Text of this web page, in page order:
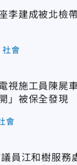
李建成被北檢
社會
視施工員陳屍
」被保全發現
會
員江和樹服務